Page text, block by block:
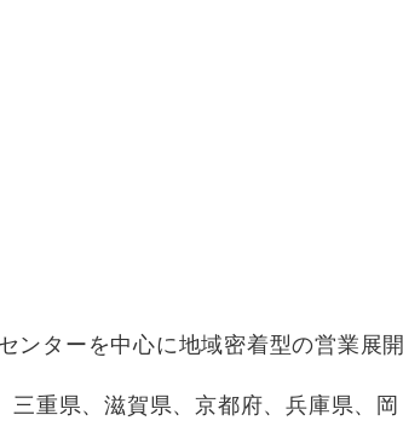
ンターを中心に地域密着型の営業展開
重県、滋賀県、京都府、兵庫県、岡